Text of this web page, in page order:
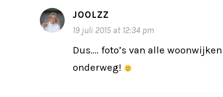
JOOLZZ
19 juli 2015 at 12:34 pm
Dus…. foto’s van alle
onderweg!